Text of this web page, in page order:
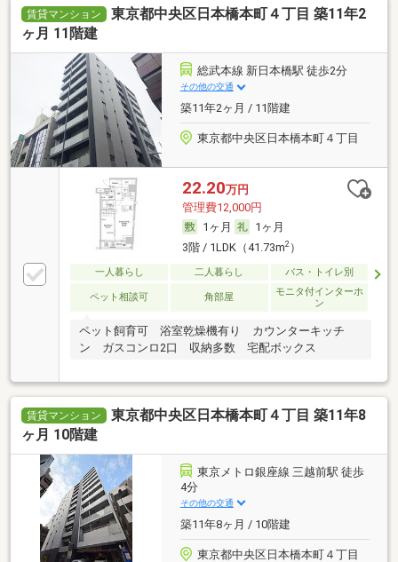
賃貸マンション
東京都中央区日本橋本町４丁目 築11年2
ヶ月 11階建
総武本線 新日本橋駅 徒歩2分
その他の交通
築11年2ヶ月 / 11階建
東京都中央区日本橋本町４丁目
22.20万円
管理費12,000円
1ヶ月
1ヶ月
3階 / 1LDK（41.73m2）
一人暮らし 二人暮らし バス・トイレ別
ペット相談可 角部屋
モニタ付インターホ
ン
ペット飼育可 浴室乾燥機有り カウンターキッチ
ン ガスコンロ2口 収納多数 宅配ボックス
賃貸マンション
東京都中央区日本橋本町４丁目 築11年8
ヶ月 10階建
東京メトロ銀座線 三越前駅 徒歩
4分
その他の交通
築11年8ヶ月 / 10階建
東京都中央区日本橋本町４丁目